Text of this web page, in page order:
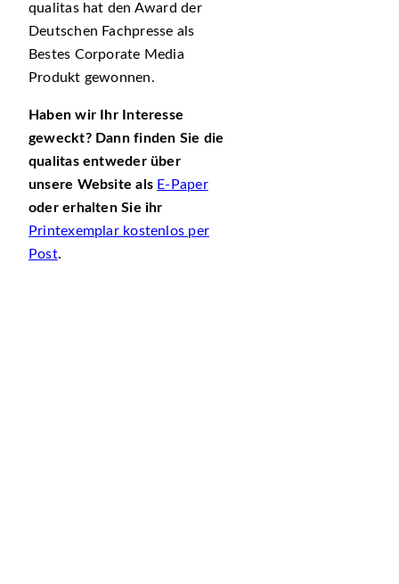
qualitas hat den Award der
Deutschen Fachpresse als
Bestes Corporate Media
Produkt gewonnen.
Haben wir Ihr Interesse
geweckt? Dann finden Sie die
qualitas entweder über
unsere Website als E-Paper
oder erhalten Sie ihr
Printexemplar kostenlos per
Post.